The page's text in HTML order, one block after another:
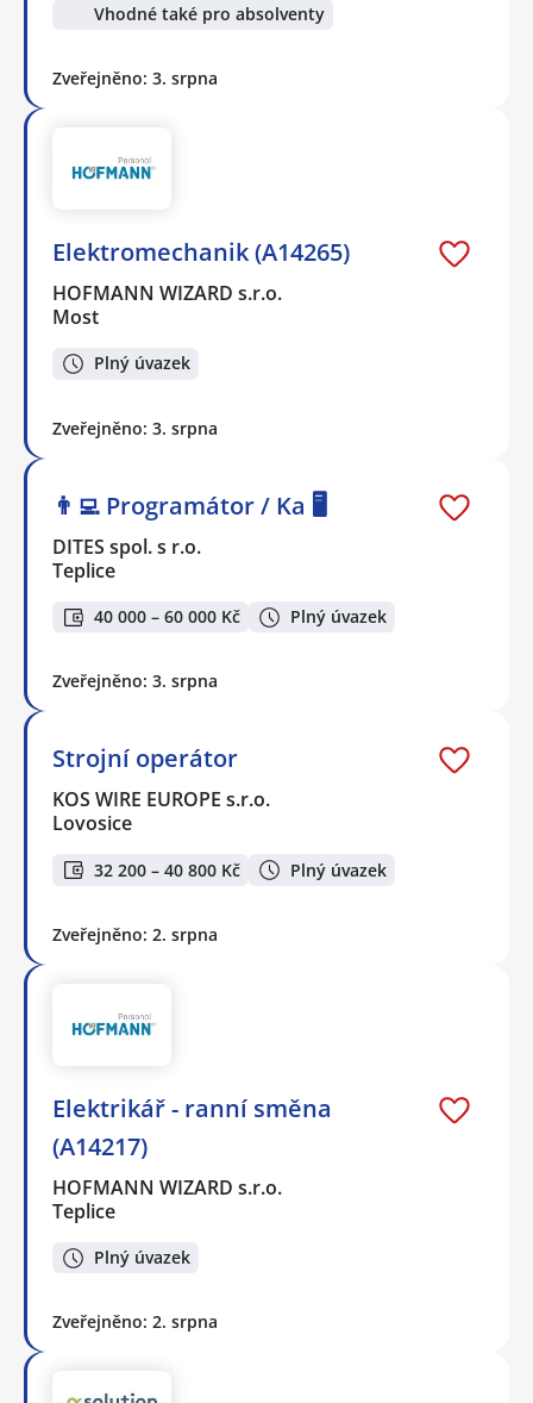
Vhodné také pro absolventy
Zveřejněno: 3. srpna
Elektromechanik (A14265)
HOFMANN WIZARD s.r.o.
Most
Plný úvazek
Zveřejněno: 3. srpna
👨‍💻 Programátor / Ka 🖥️
DITES spol. s r.o.
Teplice
40 000 – 60 000 Kč Plný úvazek
Zveřejněno: 3. srpna
Strojní operátor
KOS WIRE EUROPE s.r.o.
Lovosice
32 200 – 40 800 Kč Plný úvazek
Zveřejněno: 2. srpna
Elektrikář - ranní směna
(A14217)
HOFMANN WIZARD s.r.o.
Teplice
Plný úvazek
Zveřejněno: 2. srpna